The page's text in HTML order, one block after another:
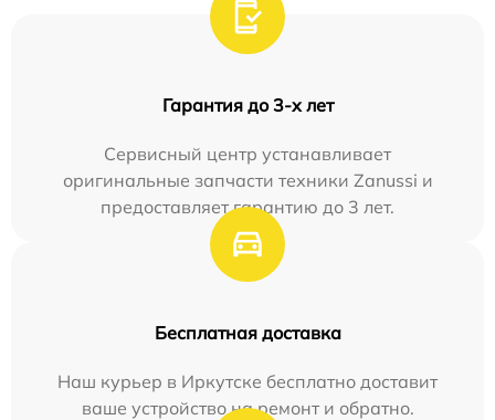
Гарантия до 3-х лет
Сервисный центр устанавливает
оригинальные запчасти техники Zanussi и
предоставляет гарантию до 3 лет.
Бесплатная доставка
Наш курьер в Иркутске бесплатно доставит
ваше устройство на ремонт и обратно.